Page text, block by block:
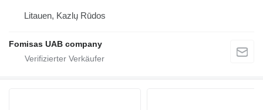
Litauen, Kazlų Rūdos
Fomisas UAB company